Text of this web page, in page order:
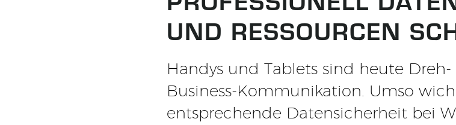
UND RESSOURCEN
Handys und Tablets sind heute
Business-Kommunikation. Umso
entsprechende Datensicherheit bei